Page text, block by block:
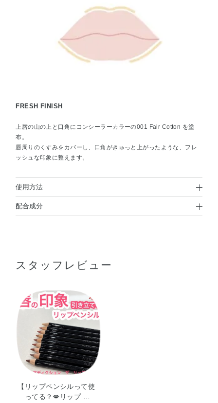
FRESH FINISH
上唇の山の上と口角にコンシーラーカラーの001 Fair Cotton を塗
布。
唇周りのくすみをカバーし、口角がきゅっと上がったような、フレ
ッシュな印象に整えます。
使用方法
使用上の注意
いようご注意ください。
●温度変化の大きい場所に置くと、芯の形状が変化したり、まれに配
使用性に問題はありません。削ってからお使いください。
配合成分
セリル・水添オリーブ油デシルエステルズ・水添綿実油・
赤201
スタッフレビュー
【リップペンシルって使
ってる？💋リップ …